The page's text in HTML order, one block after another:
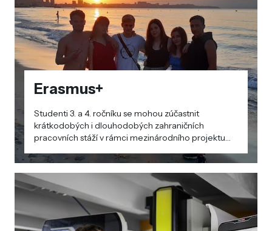
Erasmus+
Studenti 3. a 4. ročníku se mohou zúčastnit
krátkodobých i dlouhodobých zahraničních
pracovních stáží v rámci mezinárodního projektu
školního roku 2018/2019.